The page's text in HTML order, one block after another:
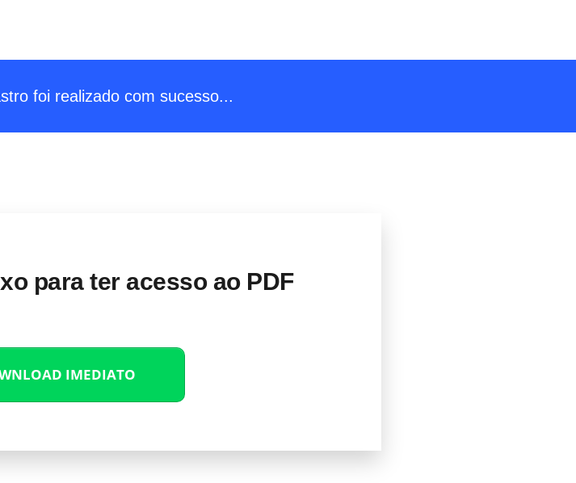
foi realizado com sucesso...
para ter acesso ao PDF
IMEDIATO